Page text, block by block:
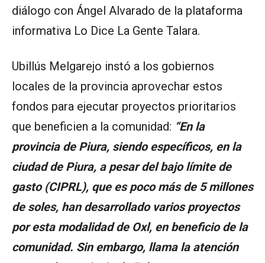
diálogo con Ángel Alvarado de la plataforma
informativa Lo Dice La Gente Talara.
Ubillús Melgarejo instó a los gobiernos
locales de la provincia aprovechar estos
fondos para ejecutar proyectos prioritarios
que beneficien a la comunidad: “En la
provincia de Piura, siendo específicos, en la
ciudad de Piura, a pesar del bajo límite de
gasto (CIPRL), que es poco más de 5 millones
de soles, han desarrollado varios proyectos
por esta modalidad de Oxl, en beneficio de la
comunidad. Sin embargo, llama la atención